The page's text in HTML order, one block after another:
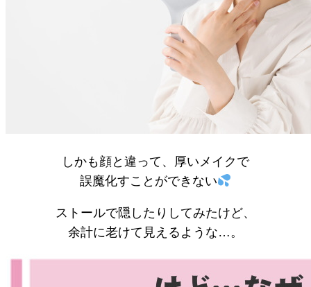
しかも顔と違って、厚いメイクで
誤魔化すことができない
ストールで隠したりしてみたけど、
余計に老けて見えるような…。